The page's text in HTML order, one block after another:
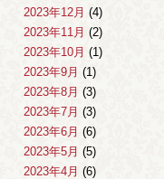
2023年12月 (4)
2023年11月 (2)
2023年10月 (1)
2023年9月 (1)
2023年8月 (3)
2023年7月 (3)
2023年6月 (6)
2023年5月 (5)
2023年4月 (6)